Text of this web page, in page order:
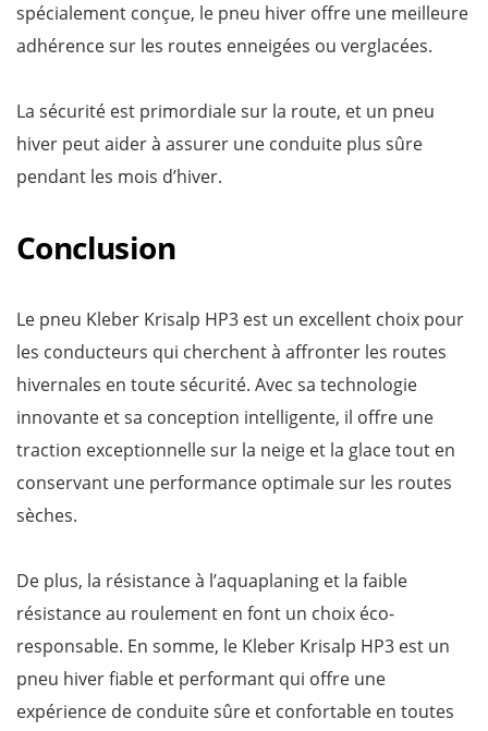
spécialement conçue, le pneu hiver offre une meilleure
adhérence sur les routes enneigées ou verglacées.
La sécurité est primordiale sur la route, et un pneu
hiver peut aider à assurer une conduite plus sûre
pendant les mois d’hiver.
Conclusion
Le pneu Kleber Krisalp HP3 est un excellent choix pour
les conducteurs qui cherchent à affronter les routes
hivernales en toute sécurité. Avec sa technologie
innovante et sa conception intelligente, il offre une
traction exceptionnelle sur la neige et la glace tout en
conservant une performance optimale sur les routes
sèches.
De plus, la résistance à l’aquaplaning et la faible
résistance au roulement en font un choix éco-
responsable. En somme, le Kleber Krisalp HP3 est un
pneu hiver fiable et performant qui offre une
expérience de conduite sûre et confortable en toutes